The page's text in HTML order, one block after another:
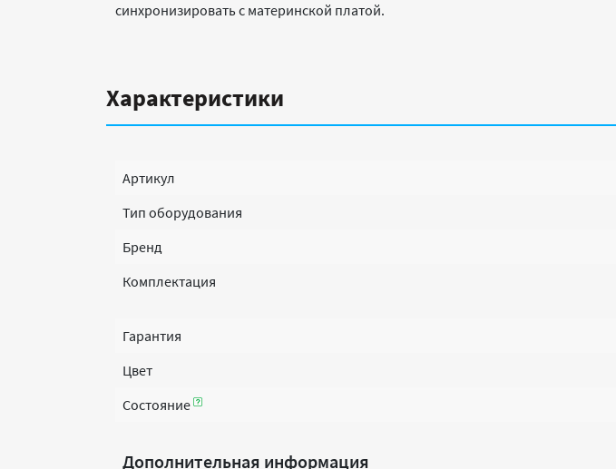
синхронизировать с материнской платой.
Характеристики
Артикул
Тип оборудования
Бренд
Комплектация
Гарантия
Цвет
Состояние
Дополнительная информация